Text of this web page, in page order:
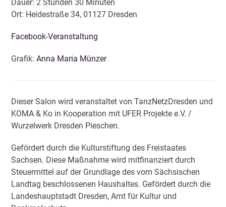
Dauer: 2 Stunden 30 Minuten
Ort: Heidestraße 34, 01127 Dresden
Facebook-Veranstaltung
Grafik:Anna Maria Münzer
Dieser Salon wird veranstaltet von TanzNetzDresden und
KOMA & Ko in Kooperation mit UFER Projekte e.V. /
Wurzelwerk Dresden Pieschen.
Gefördert durch die Kulturstiftung des Freistaates
Sachsen. Diese Maßnahme wird mitfinanziert durch
Steuermittel auf der Grundlage des vom Sächsischen
Landtag beschlossenen Haushaltes. Gefördert durch die
Landeshauptstadt Dresden, Amt für Kultur und